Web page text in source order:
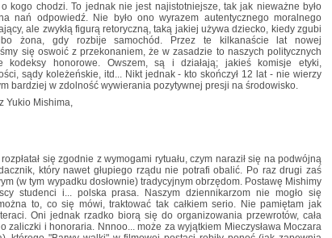
kogo chodzi. To jednak nie jest najistotniejsze, tak jak nieważne było
nań odpowiedź. Nie było ono wyrazem autentycznego moralnego
ale zwykłą figurą retoryczną, taką jakiej używa dziecko, kiedy zgubi
żona, gdy rozbije samochód. Przez te kilkanaście lat nowej
się oswoić z przekonaniem, że w zasadzie to naszych politycznych
kodeksy honorowe. Owszem, są i działają; jakieś komisje etyki,
sądy koleżeńskie, itd... Nikt jednak - kto skończył 12 lat - nie wierzy
bardziej w zdolność wywierania pozytywnej presji na środowisko.
Yukio Mishima,
się zgodnie z wymogami rytuału, czym naraził się na podwójną
który nawet głupiego rządu nie potrafi obalić. Po raz drugi zaś
(w tym wypadku dosłownie) tradycyjnym obrzędom. Postawę Mishimy
studenci i... polska prasa. Naszym dziennikarzom nie mogło się
to, co się mówi, traktować tak całkiem serio. Nie pamiętam jak
Oni jednak rzadko biorą się do organizowania przewrotów, cała
zaliczki i honoraria. Nnnoo... może za wyjątkiem Mieczysława Moczara